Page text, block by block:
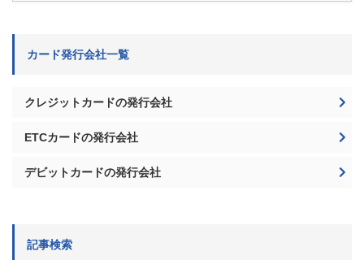
カード発行会社一覧
クレジットカードの発行会社
ETCカードの発行会社
デビットカードの発行会社
記事検索